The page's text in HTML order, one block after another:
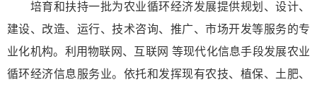
培育和扶持一批为农业循环经济发展提供规划、设计、
建设、改造、运行、技术咨询、推广、市场开发等服务的专
业化机构。利用物联网、互联网 等现代化信息手段发展农业
循环经济信息服务业。依托和发挥现有农技、植保、土肥、